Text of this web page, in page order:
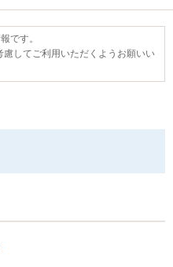
です。
してご利用いただくようお願いい